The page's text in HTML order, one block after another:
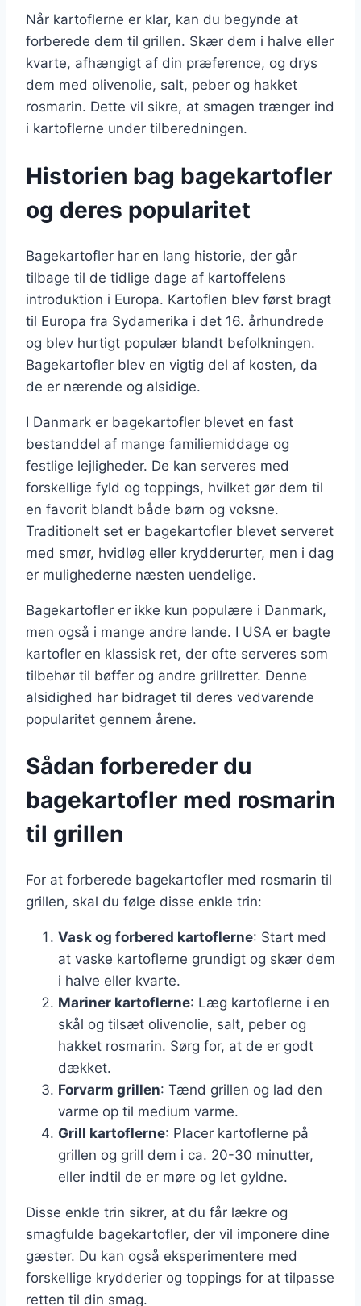
Når kartoflerne er klar, kan du begynde at
forberede dem til grillen. Skær dem i halve eller
kvarte, afhængigt af din præference, og drys
dem med olivenolie, salt, peber og hakket
rosmarin. Dette vil sikre, at smagen trænger ind
i kartoflerne under tilberedningen.
Historien bag bagekartofler
og deres popularitet
Bagekartofler har en lang historie, der går
tilbage til de tidlige dage af kartoffelens
introduktion i Europa. Kartoflen blev først bragt
til Europa fra Sydamerika i det 16. århundrede
og blev hurtigt populær blandt befolkningen.
Bagekartofler blev en vigtig del af kosten, da
de er nærende og alsidige.
I Danmark er bagekartofler blevet en fast
bestanddel af mange familiemiddage og
festlige lejligheder. De kan serveres med
forskellige fyld og toppings, hvilket gør dem til
en favorit blandt både børn og voksne.
Traditionelt set er bagekartofler blevet serveret
med smør, hvidløg eller krydderurter, men i dag
er mulighederne næsten uendelige.
Bagekartofler er ikke kun populære i Danmark,
men også i mange andre lande. I USA er bagte
kartofler en klassisk ret, der ofte serveres som
tilbehør til bøffer og andre grillretter. Denne
alsidighed har bidraget til deres vedvarende
popularitet gennem årene.
Sådan forbereder du
bagekartofler med rosmarin
til grillen
For at forberede bagekartofler med rosmarin til
grillen, skal du følge disse enkle trin:
Vask og forbered kartoflerne: Start med
at vaske kartoflerne grundigt og skær dem
i halve eller kvarte.
Mariner kartoflerne: Læg kartoflerne i en
skål og tilsæt olivenolie, salt, peber og
hakket rosmarin. Sørg for, at de er godt
dækket.
Forvarm grillen: Tænd grillen og lad den
varme op til medium varme.
Grill kartoflerne: Placer kartoflerne på
grillen og grill dem i ca. 20-30 minutter,
eller indtil de er møre og let gyldne.
Disse enkle trin sikrer, at du får lækre og
smagfulde bagekartofler, der vil imponere dine
gæster. Du kan også eksperimentere med
forskellige krydderier og toppings for at tilpasse
retten til din smag.